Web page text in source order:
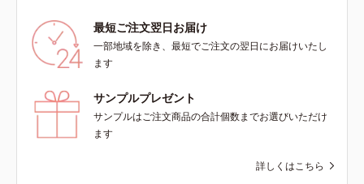
最短ご注文翌日お届け
一部地域を除き、最短でご注文の翌日にお届けいたし
ます
サンプルプレゼント
サンプルはご注文商品の合計個数までお選びいただけ
ます
詳しくはこちら